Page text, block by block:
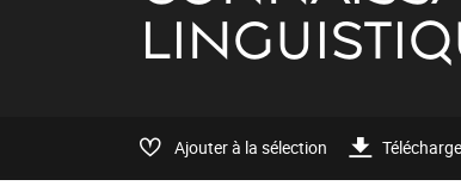
Ajouter à la sélection